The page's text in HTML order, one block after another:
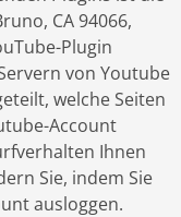
CA 94066,
Plugin
von Youtube
welche Seiten
Account
Ihnen
Sie, indem Sie
ausloggen.